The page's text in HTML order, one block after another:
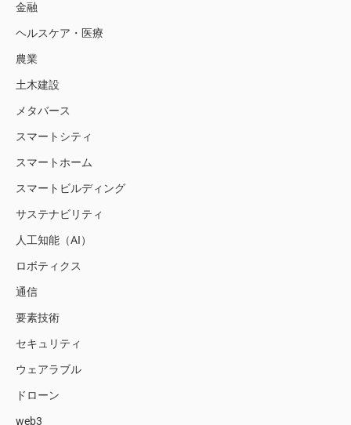
金融
ヘルスケア・医療
農業
土木建設
メタバース
スマートシティ
スマートホーム
スマートビルディング
サステナビリティ
人工知能（AI）
ロボティクス
通信
要素技術
セキュリティ
ウェアラブル
ドローン
web3